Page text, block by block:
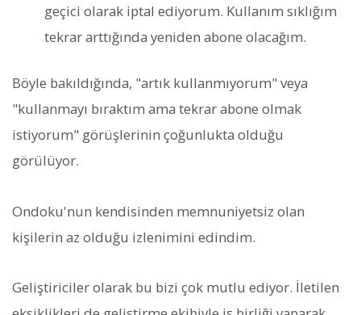
geçici olarak iptal ediyorum. Kullanım sıklığım
tekrar arttığında yeniden abone olacağım.
Böyle bakıldığında, "artık kullanmıyorum" veya
"kullanmayı bıraktım ama tekrar abone olmak
istiyorum" görüşlerinin çoğunlukta olduğu
görülüyor.
Ondoku'nun kendisinden memnuniyetsiz olan
kişilerin az olduğu izlenimini edindim.
Geliştiriciler olarak bu bizi çok mutlu ediyor. İletilen